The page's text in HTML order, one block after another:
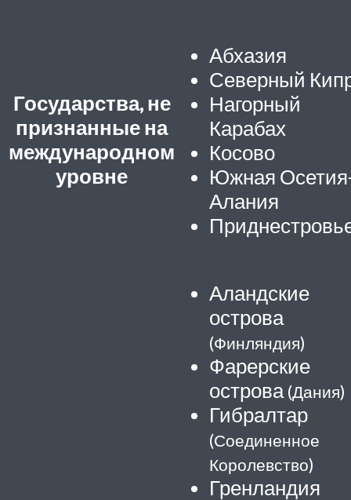
Государства, не
признанные на
международном
уровне
Абхазия
Северный
Нагорный
Карабах
Косово
Южная
Алания
Аландские
острова
(Финляндия)
Фарерские
острова (Дания)
Гибралтар
(Соединенное
Королевство)
Гренландия